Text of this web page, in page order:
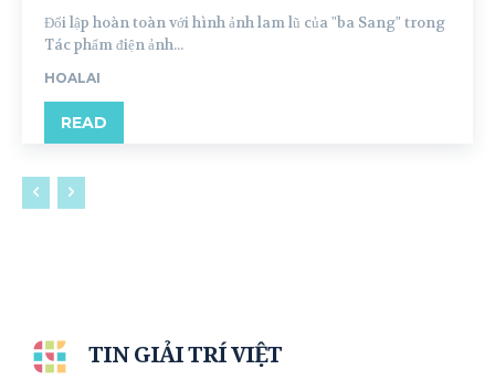
Đối lập hoàn toàn với hình ảnh lam lũ của "ba Sang" trong
Tác phẩm điện ảnh...
HOALAI
READ
TIN GIẢI TRÍ VIỆT